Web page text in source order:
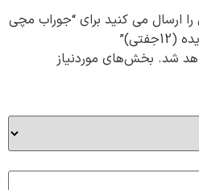
را ارسال می کنید برای “جوراب مچی
شد. بخش‌های موردنیاز